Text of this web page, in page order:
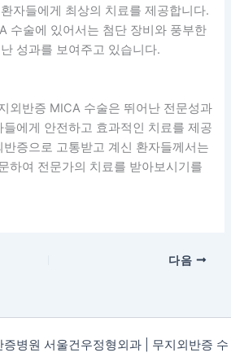
자들에게 최상의 치료를 제공합니다.
수술에 있어서는 첨단 장비와 풍부한
성과를 보여주고 있습니다.
외반증 MICA 수술은 뛰어난 전문성과
에게 안전하고 효과적인 치료를 제공
증으로 고통받고 계신 환자들께서는
하여 전문가의 치료를 받아보시기를
다음
병원 서울건우정형외과 | 무지외반증 수